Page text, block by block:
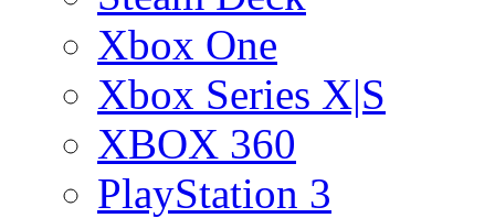
Xbox One
Xbox Series X|S
XBOX 360
PlayStation 3